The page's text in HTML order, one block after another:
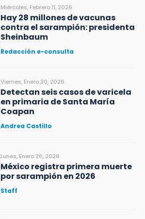
Miércoles, Febrero 11, 2026
Hay 28 millones de vacunas
contra el sarampión: presidenta
Sheinbaum
Redacción e-consulta
Viernes, Enero 30, 2026
Detectan seis casos de varicela
en primaria de Santa María
Coapan
Andrea Castillo
Lunes, Enero 26, 2026
México registra primera muerte
por sarampión en 2026
Staff